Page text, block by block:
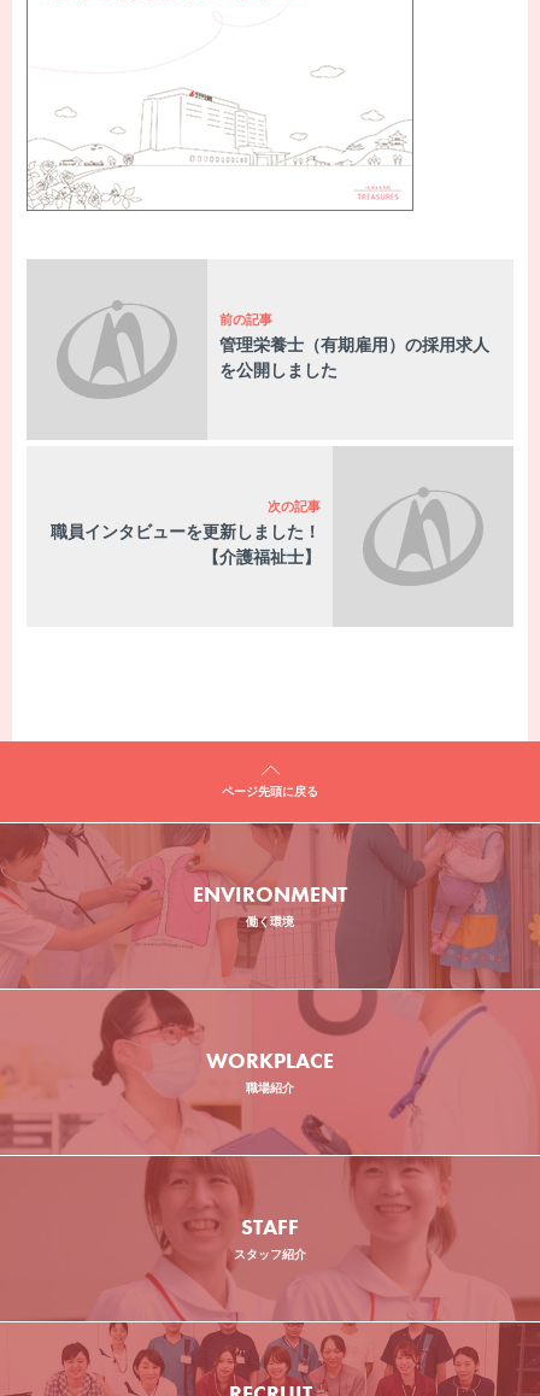
スタッフ紹介
説明会・職場見学・インターンシップ
前の記事
管理栄養士（有期雇用）の採用求人
を公開しました
次の記事
職員インタビューを更新しました！
【介護福祉士】
ページ先頭に戻る
ENVIRONMENT
働く環境
WORKPLACE
職場紹介
STAFF
スタッフ紹介